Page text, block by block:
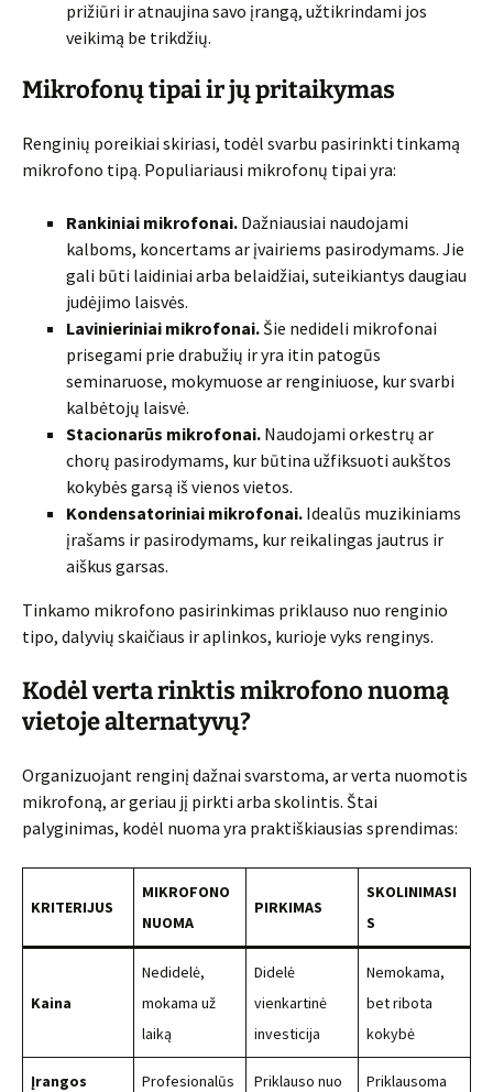
prižiūri ir atnaujina savo įrangą, užtikrindami jos
veikimą be trikdžių.
Mikrofonų tipai ir jų pritaikymas
Renginių poreikiai skiriasi, todėl svarbu pasirinkti tinkamą
mikrofono tipą. Populiariausi mikrofonų tipai yra:
Rankiniai mikrofonai. Dažniausiai naudojami
kalboms, koncertams ar įvairiems pasirodymams. Jie
gali būti laidiniai arba belaidžiai, suteikiantys daugiau
judėjimo laisvės.
Lavinieriniai mikrofonai.Šie nedideli mikrofonai
prisegami prie drabužių ir yra itin patogūs
seminaruose, mokymuose ar renginiuose, kur svarbi
kalbėtojų laisvė.
Stacionarūs mikrofonai. Naudojami orkestrų ar
chorų pasirodymams, kur būtina užfiksuoti aukštos
kokybės garsą iš vienos vietos.
Kondensatoriniai mikrofonai. Idealūs muzikiniams
įrašams ir pasirodymams, kur reikalingas jautrus ir
aiškus garsas.
Tinkamo mikrofono pasirinkimas priklauso nuo renginio
tipo, dalyvių skaičiaus ir aplinkos, kurioje vyks renginys.
Kodėl verta rinktis mikrofono nuomą
vietoje alternatyvų?
Organizuojant renginį dažnai svarstoma, ar verta nuomotis
mikrofoną, ar geriau jį pirkti arba skolintis. Štai
palyginimas, kodėl nuoma yra praktiškiausias sprendimas:
KRITERIJUS
MIKROFONO
NUOMA
PIRKIMAS
SKOLINIMASI
S
Kaina
Nedidelė,
mokama už
laiką
Didelė
vienkartinė
investicija
Nemokama,
bet ribota
kokybė
Įrangos
Profesionalūs
Priklauso nuo
Priklausoma